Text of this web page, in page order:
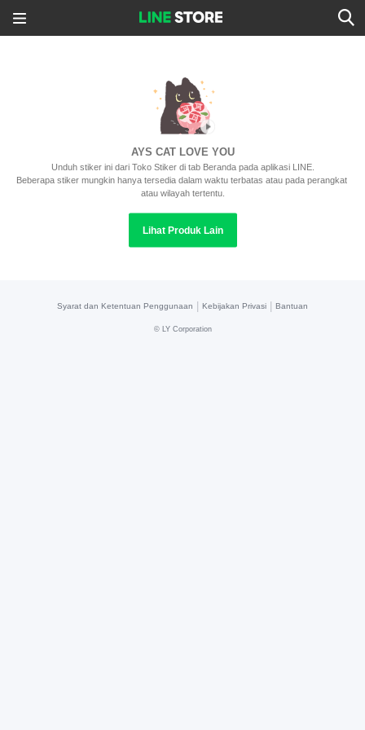
AYS CAT LOVE YOU
Unduh stiker ini dari Toko Stiker di tab Beranda pada aplikasi LINE.
Beberapa stiker mungkin hanya tersedia dalam waktu terbatas atau pada perangkat
atau wilayah tertentu.
Lihat Produk Lain
Syarat dan Ketentuan Penggunaan Kebijakan Privasi Bantuan
© LY Corporation